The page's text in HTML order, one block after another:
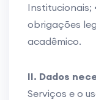
Institucionais;
obrigações
acadêmico.
II. Dados
Serviços e o